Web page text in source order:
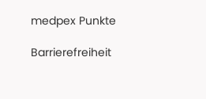
medpex Punkte
Barrierefreiheit